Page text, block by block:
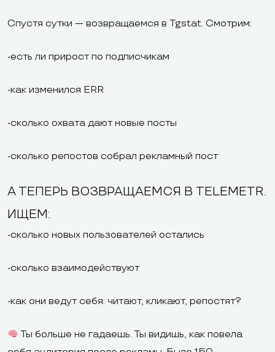
Спустя сутки — возвращаемся в Tgstat. Смотрим:
-есть ли прирост по подписчикам
-как изменился ERR
-сколько охвата дают новые посты
-сколько репостов собрал рекламный пост
А ТЕПЕРЬ ВОЗВРАЩАЕМСЯ В TELEMETR.
ИЩЕМ:
-сколько новых пользователей остались
-сколько взаимодействуют
-как они ведут себя: читают, кликают, репостят?
Ты больше не гадаешь. Ты видишь, как повела